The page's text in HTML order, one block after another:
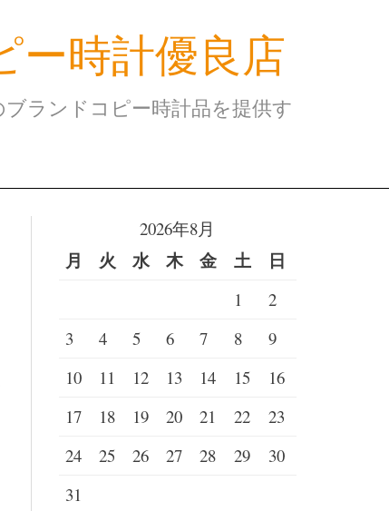
ー時計優良店
ランドコピー時計品を提供す
2026年8月
月 火 水 木 金 土 日
1
2
3
4 5 6 7 8
9
10
11 12 13 14 15
16
17
18 19 20 21 22
23
24
25 26 27 28 29
30
31